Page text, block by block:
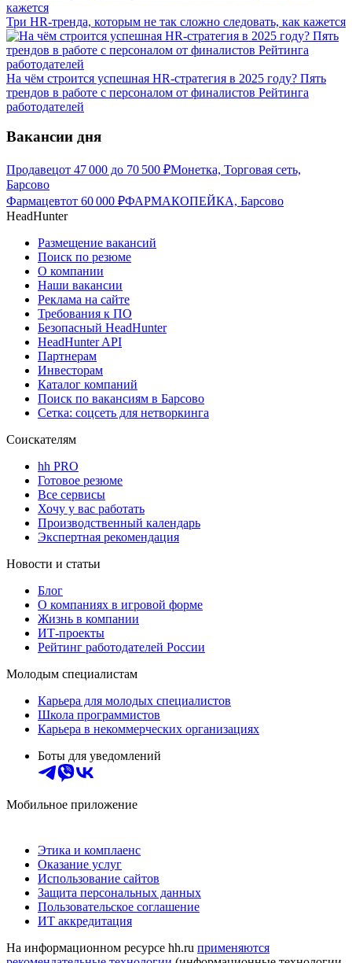
Три HR-тренда, которым не так сложно следовать, как кажется
На чём строится успешная HR-стратегия в 2025 году? Пять
трендов в работе с персоналом от финалистов Рейтинга
работодателей
Вакансии дня
Продавецот 47 000 до 70 500 ₽Монетка, Торговая сеть,
Барсово
Фармацевтот 60 000 ₽ФАРМАКОПЕЙКА, Барсово
HeadHunter
Размещение вакансий
Поиск по резюме
О компании
Наши вакансии
Реклама на сайте
Требования к ПО
Безопасный HeadHunter
HeadHunter API
Партнерам
Инвесторам
Каталог компаний
Поиск по вакансиям в Барсово
Сетка: соцсеть для нетворкинга
Соискателям
hh PRO
Готовое резюме
Все сервисы
Хочу у вас работать
Производственный календарь
Экспертная рекомендация
Новости и статьи
Блог
О компаниях в игровой форме
Жизнь в компании
ИТ-проекты
Рейтинг работодателей России
Молодым специалистам
Карьера для молодых специалистов
Школа программистов
Карьера в некоммерческих организациях
Боты для уведомлений
Мобильное приложение
Этика и комплаенс
Оказание услуг
Использование сайтов
Защита персональных данных
Пользовательское соглашение
ИТ аккредитация
На информационном ресурсе hh.ru применяются